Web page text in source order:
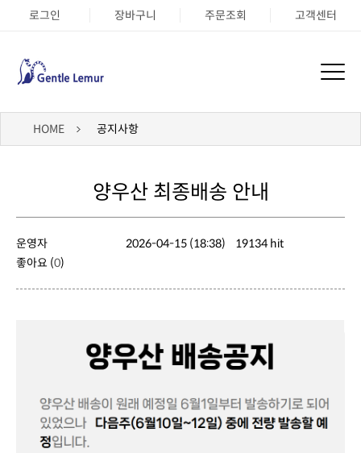
로그인 장바구니 주문조회 고객센터
HOME 공지사항
양우산 최종배송 안내
운영자 2026-04-15 (18:38)
19134 hit
좋아요 (0)